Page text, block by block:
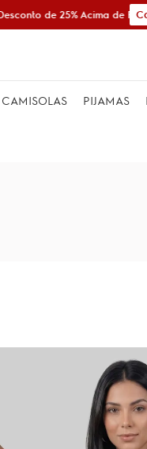
de 25% Acima de R$
CAMISOLAS PIJAMAS